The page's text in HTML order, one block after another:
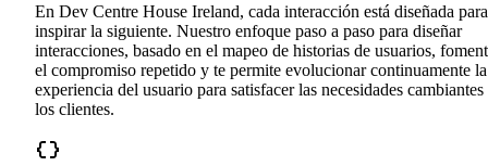
En Dev Centre House Ireland, cada interacción está diseñada para
inspirar la siguiente. Nuestro enfoque paso a paso para diseñar
interacciones, basado en el mapeo de historias de usuarios,
el compromiso repetido y te permite evolucionar continuamente la
experiencia del usuario para satisfacer las necesidades cambiantes
los clientes.